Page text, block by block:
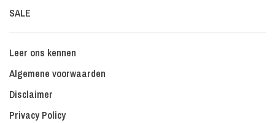
SALE
Leer ons kennen
Algemene voorwaarden
Disclaimer
Privacy Policy